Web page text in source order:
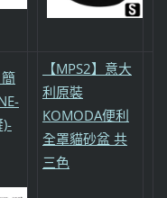
簡
【MPS2】意大
利原裝
KOMODA便利
全罩貓砂盆 共
三色